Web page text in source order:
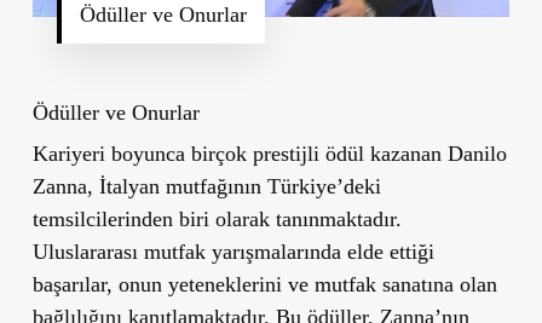
Ödüller ve Onurlar
Ödüller ve Onurlar
Kariyeri boyunca birçok prestijli ödül kazanan Danilo
Zanna, İtalyan mutfağının Türkiye’deki
temsilcilerinden biri olarak tanınmaktadır.
Uluslararası mutfak yarışmalarında elde ettiği
başarılar, onun yeteneklerini ve mutfak sanatına olan
bağlılığını kanıtlamaktadır. Bu ödüller, Zanna’nın